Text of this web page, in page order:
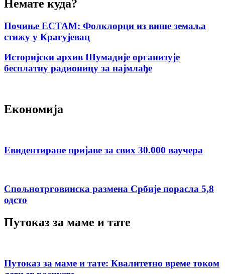
Немате куда?
Почиње ЕСТАМ: Фолклорци из више земаља
стижу у Крагујевац
Историјски архив Шумадије организује
бесплатну радионицу за најмлађе
Економија
Евидентиране пријаве за свих 30.000 ваучера
Спољнотрговинска размена Србије порасла 5,8
одсто
Путоказ за маме и тате
Путоказ за маме и тате: Квалитетно време током